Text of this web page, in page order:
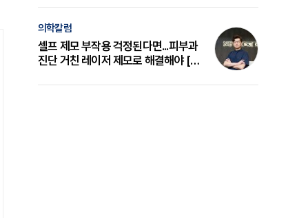
의학칼럼
셀프 제모 부작용 걱정된다면...피부과
진단 거친 레이저 제모로 해결해야 [변